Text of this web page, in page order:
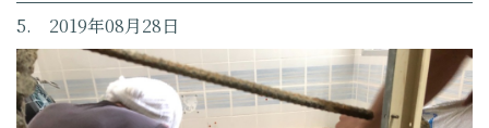
5. 2019年08月28日